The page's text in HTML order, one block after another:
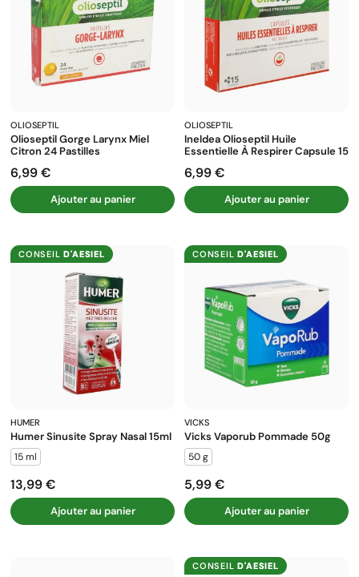
OLIOSEPTIL
Olioseptil Gorge Larynx Miel
Citron 24 Pastilles
Prix
6,99 €
Ajouter au panier
OLIOSEPTIL
Ineldea Olioseptil Huile
Essentielle À Respirer Capsule 15
Prix
6,99 €
Ajouter au panier
CONSEILD'AESIEL
HUMER
Humer Sinusite Spray Nasal 15ml
15 ml
Prix
13,99 €
Ajouter au panier
CONSEILD'AESIEL
VICKS
Vicks Vaporub Pommade 50g
50 g
Prix
5,99 €
Ajouter au panier
CONSEILD'AESIEL